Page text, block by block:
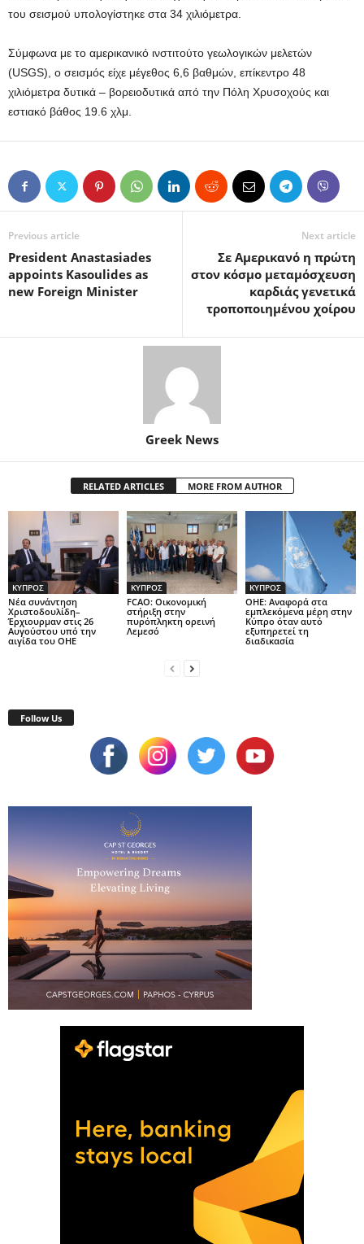
του σεισμού υπολογίστηκε στα 34 χιλιόμετρα.
Σύμφωνα με το αμερικανικό ινστιτούτο γεωλογικών μελετών
(USGS), ο σεισμός είχε μέγεθος 6,6 βαθμών, επίκεντρο 48
χιλιόμετρα δυτικά – βορειοδυτικά από την Πόλη Χρυσοχούς και
εστιακό βάθος 19.6 χλμ.
Previous article
President Anastasiades
appoints Kasoulides as
new Foreign Minister
Next article
Σε Αμερικανό η πρώτη
στον κόσμο μεταμόσχευση
καρδιάς γενετικά
τροποποιημένου χοίρου
Greek News
RELATED ARTICLES MORE FROM AUTHOR
ΚΥΠΡΟΣ
Νέα συνάντηση
Χριστοδουλίδη–
Έρχιουρμαν στις 26
Αυγούστου υπό την
αιγίδα του ΟΗΕ
ΚΥΠΡΟΣ
FCAO: Οικονομική
στήριξη στην
πυρόπληκτη ορεινή
Λεμεσό
ΚΥΠΡΟΣ
ΟΗΕ: Αναφορά στα
εμπλεκόμενα μέρη στην
Κύπρο όταν αυτό
εξυπηρετεί τη
διαδικασία
Follow Us